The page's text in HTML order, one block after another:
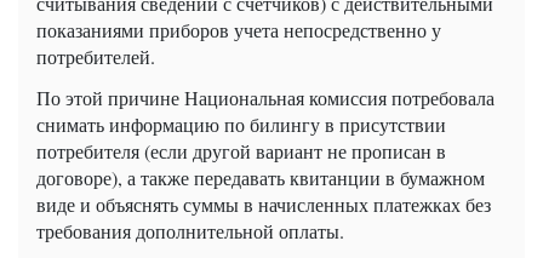
показаниями приборов учета непосредственно у
потребителей.
По этой причине Национальная комиссия потребовала
снимать информацию по билингу в присутствии
потребителя (если другой вариант не прописан в
договоре), а также передавать квитанции в бумажном
виде и объяснять суммы в начисленных платежках без
требования дополнительной оплаты.